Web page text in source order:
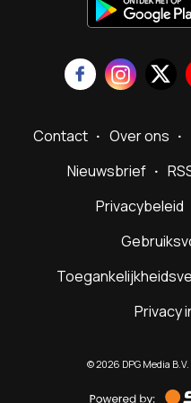
Contact Over ons
Nieuwsbrief
Privacybeleid
Privacy
©2026 DPG Media